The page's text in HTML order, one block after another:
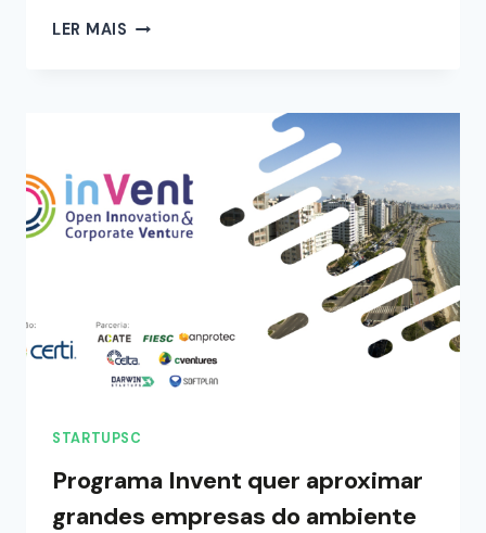
LER MAIS
STARTUPSC
Programa Invent quer aproximar
grandes empresas do ambiente